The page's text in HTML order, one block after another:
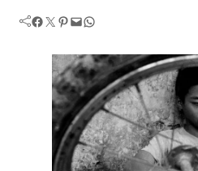
Facebook Twitter Pinterest Mail WhatsApp